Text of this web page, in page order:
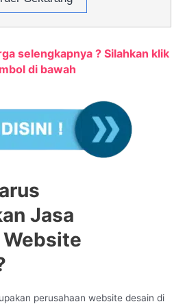
selengkapnya ? Silahkan klik
di bawah
Jasa
perusahaan website desain di